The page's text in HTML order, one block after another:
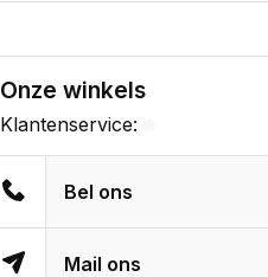
Onze winkels
Klantenservice:
Bel ons
Mail ons